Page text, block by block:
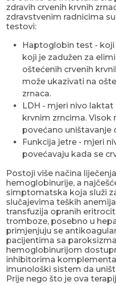
zdravih crvenih krvnih
zdravstvenim radnicima
testovi:
Haptoglobin test -
koji je zadužen za
oštećenih crvenih
može ukazivati na
zrnaca.
LDH - mjeri nivo
krvnim zrncima. Visok
povećano uništavanje
Funkcija jetre - mjeri
povećavaju kada se
Postoji više načina
hemoglobinurije, a
simptomatska koja služi
slučajevima teških
transfuzija opranih
tromboze, posebno u
primjenjuju se
pacijentima sa
hemoglobinurijom
inhibitorima
imunološki sistem da
Prije nego što je ova